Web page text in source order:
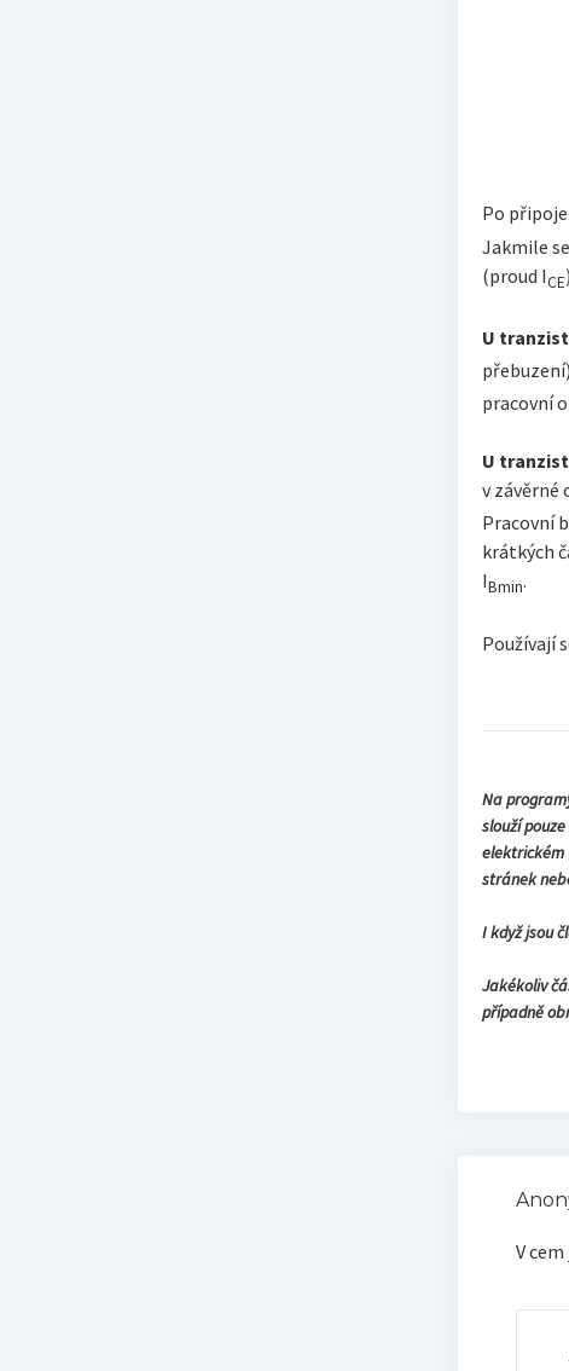
Po
Jakmile
(proud ICE
U
pracovní
U
v
Pracovní
krátkých
IBmin.
Používají
Na
slouží
elektrickém
stránek
I když jsou
Jakékoliv
případně
V